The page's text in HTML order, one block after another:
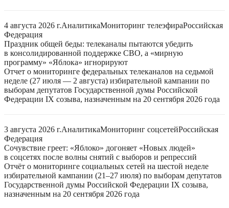
4 августа 2026 г.АналитикаМониторинг телеэфираРоссийская
Федерация
Праздник общей беды: телеканалы пытаются убедить
в консолидированной поддержке СВО, а «мирную
программу» «Яблока» игнорируют
Отчет о мониторинге федеральных телеканалов на седьмой
неделе (27 июля — 2 августа) избирательной кампании по
выборам депутатов Государственной думы Российской
Федерации IX созыва, назначенным на 20 сентября 2026 года
3 августа 2026 г.АналитикаМониторинг соцсетейРоссийская
Федерация
Сочувствие греет: «Яблоко» догоняет «Новых людей»
в соцсетях после волны снятий с выборов и репрессий
Отчёт о мониторинге социальных сетей на шестой неделе
избирательной кампании (21–27 июля) по выборам депутатов
Государственной думы Российской Федерации IX созыва,
назначенным на 20 сентября 2026 года